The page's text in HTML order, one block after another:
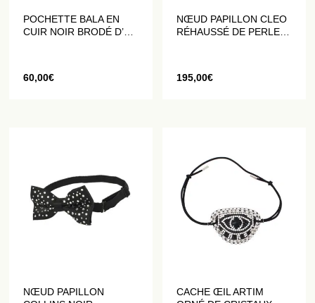
POCHETTE BALA EN
CUIR NOIR BRODÉ D’UN
60,00€
NŒUD PAPILLON CLEO
RÉHAUSSÉ DE PERLES
195,00€
NŒUD PAPILLON
CACHE ŒIL ARTIM